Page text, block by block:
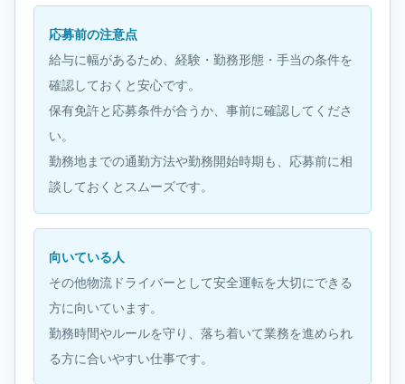
応募前の注意点
給与に幅があるため、経験・勤務形態・手当の条件を
確認しておくと安心です。
保有免許と応募条件が合うか、事前に確認してくださ
い。
勤務地までの通勤方法や勤務開始時期も、応募前に相
談しておくとスムーズです。
向いている人
その他物流ドライバーとして安全運転を大切にできる
方に向いています。
勤務時間やルールを守り、落ち着いて業務を進められ
る方に合いやすい仕事です。